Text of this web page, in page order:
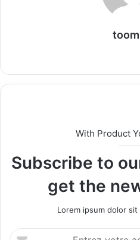
With Product
Subscribe to
get the
Lorem ipsum dolor
E